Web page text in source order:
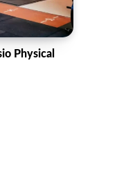
Physical